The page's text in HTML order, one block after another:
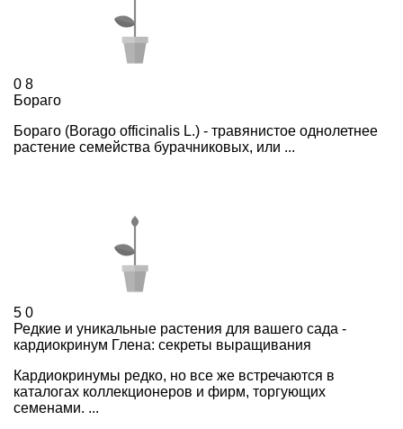
0 8
Бораго
Бораго (Borago officinalis L.) - травянистое однолетнее
растение семейства бурачниковых, или ...
5 0
Редкие и уникальные растения для вашего сада -
кардиокринум Глена: секреты выращивания
Кардиокринумы редко, но все же встречаются в
каталогах коллекционеров и фирм, торгующих
семенами. ...